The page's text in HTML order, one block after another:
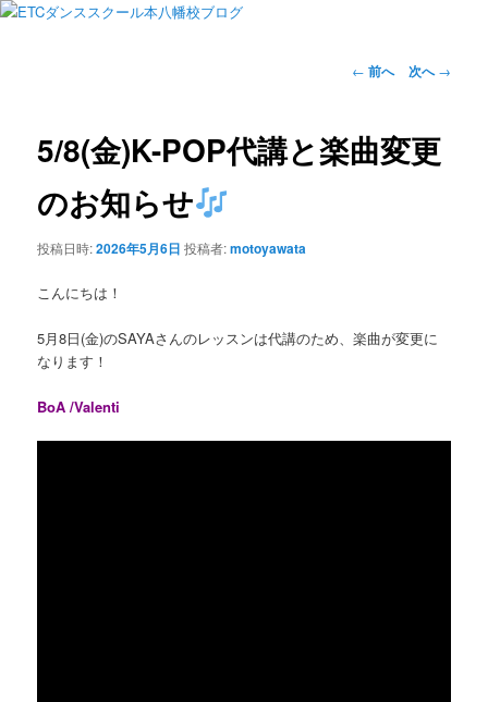
投
ビ
ゲ
← 前へ 次へ→
5/8(金)K-POP代講と楽曲変更
のお知らせ
投稿日時:2026年5月6日 投稿者:motoyawata
こんにちは！
5月8日(金)のSAYAさんのレッスンは代講のため、楽曲が変更に
なります！
BoA /Valenti